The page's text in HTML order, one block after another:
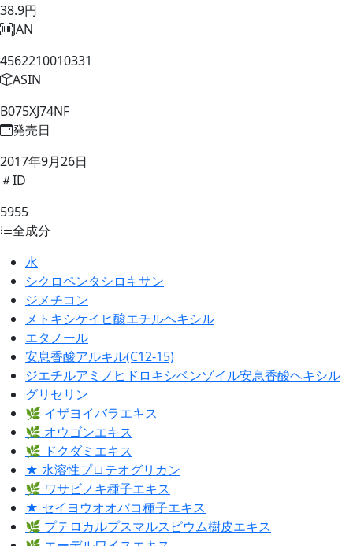
38.9円
JAN
4562210010331
ASIN
B075XJ74NF
発売日
2017年9月26日
ID
5955
全成分
水
シクロペンタシロキサン
ジメチコン
メトキシケイヒ酸エチルヘキシル
エタノール
安息香酸アルキル(C12-15)
ジエチルアミノヒドロキシベンゾイル安息香酸ヘキシル
グリセリン
🌿 イザヨイバラエキス
🌿 オウゴンエキス
🌿 ドクダミエキス
★ 水溶性プロテオグリカン
🌿 ワサビノキ種子エキス
★ セイヨウオオバコ種子エキス
🌿 プテロカルプスマルスピウム樹皮エキス